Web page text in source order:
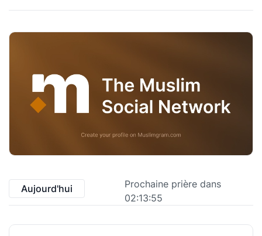
Aujourd'hui
Prochaine prière dans
02:13:54